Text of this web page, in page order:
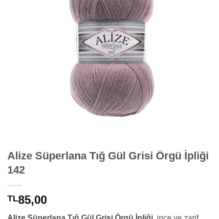
Alize Süperlana Tığ Gül Grisi Örgü İpliği
142
TL85,00